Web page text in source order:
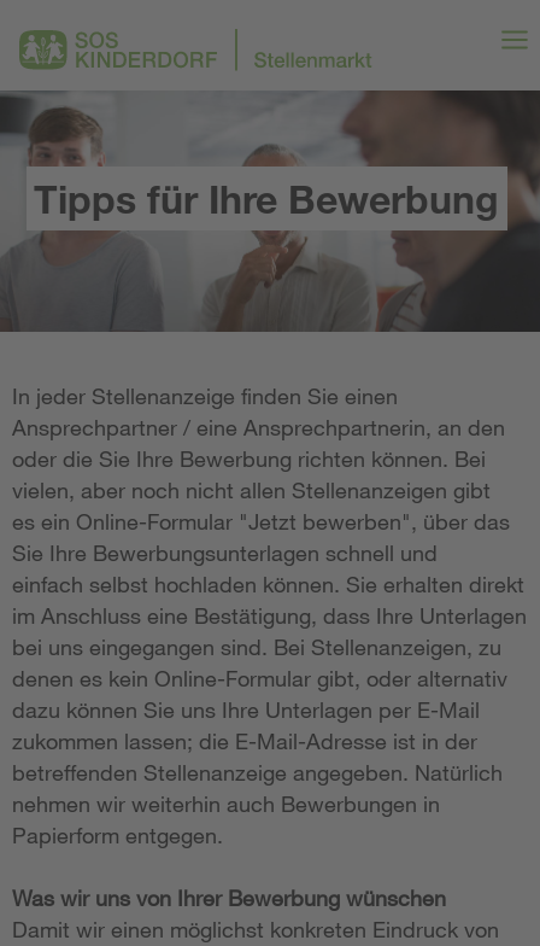
Tipps für Ihre Bewerbung
In jeder Stellenanzeige finden Sie einen
Ansprechpartner / eine Ansprechpartnerin, an den
oder die Sie Ihre Bewerbung richten können. Bei
vielen, aber noch nicht allen Stellenanzeigen gibt
es ein Online-Formular "Jetzt bewerben", über das
Sie Ihre Bewerbungsunterlagen schnell und
einfach selbst hochladen können. Sie erhalten direkt
im Anschluss eine Bestätigung, dass Ihre Unterlagen
bei uns eingegangen sind. Bei Stellenanzeigen, zu
denen es kein Online-Formular gibt, oder alternativ
dazu können Sie uns Ihre Unterlagen per E-Mail
zukommen lassen; die E-Mail-Adresse ist in der
betreffenden Stellenanzeige angegeben. Natürlich
nehmen wir weiterhin auch Bewerbungen in
Papierform entgegen.
Was wir uns von Ihrer Bewerbung wünschen
Damit wir einen möglichst konkreten Eindruck von